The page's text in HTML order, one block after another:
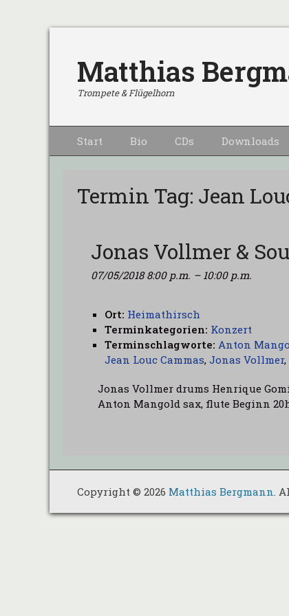
Matthias
Trompete & Flügelhorn
Primärmenu
zum
Start Bio CDs Downloads
Termin Tag: Jean
Jonas Vollmer &
07/05/2018 8:00 p.m. – 10:00 p.m.
Ort: Heimathirsch
Terminkategorien: Konzert
Terminschlagworte: Anton
Jean Louc Cammas, Jonas Vollmer,
Jonas Vollmer drums Henrique
Anton Mangold sax, flute Beginn
Copyright © 2026 Matthias Bergmann.